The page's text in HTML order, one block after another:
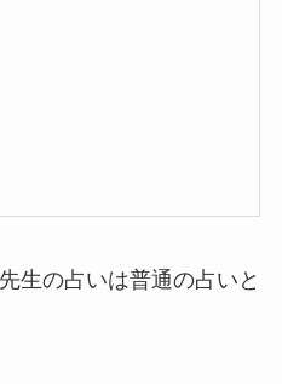
生の占いは普通の占いと